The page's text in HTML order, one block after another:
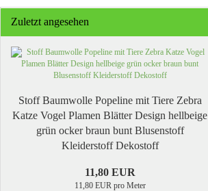
Zuletzt angesehen
Stoff Baumwolle Popeline mit Tiere Zebra
Katze Vogel Plamen Blätter Design hellbeige
grün ocker braun bunt Blusenstoff
Kleiderstoff Dekostoff
11,80 EUR
11,80 EUR pro Meter